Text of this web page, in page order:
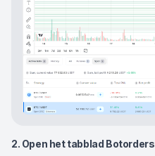
2. Open het tabblad Botorders